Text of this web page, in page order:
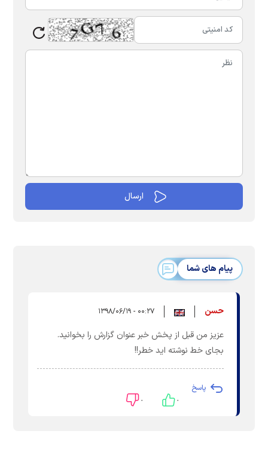
پیام های شما
حسن ۰۰:۲۷ - ۱۳۹۸/۰۶/۱۹
عزیز من قبل از پخش خبر عنوان گزارش را بخوانید.
بجای خط نوشته اید خطر!!
پاسخ
۰ ۰